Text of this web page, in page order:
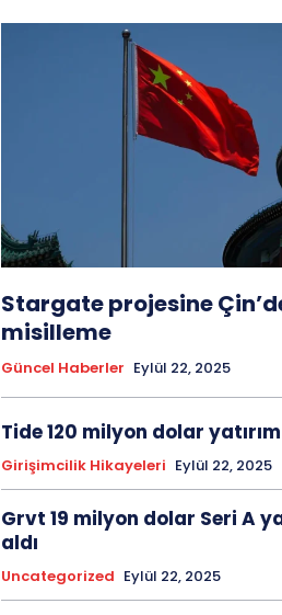
Stargate projesine
misilleme
Güncel Haberler Eylül 22, 2025
Tide 120 milyon dolar
Girişimcilik Hikayeleri Eylül 22, 2025
Grvt 19 milyon dolar Seri A
aldı
Uncategorized Eylül 22, 2025